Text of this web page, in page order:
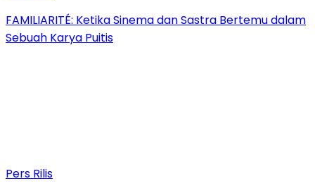
FAMILIARITÉ: Ketika Sinema dan Sastra Bertemu dalam
Sebuah Karya Puitis
Pers Rilis